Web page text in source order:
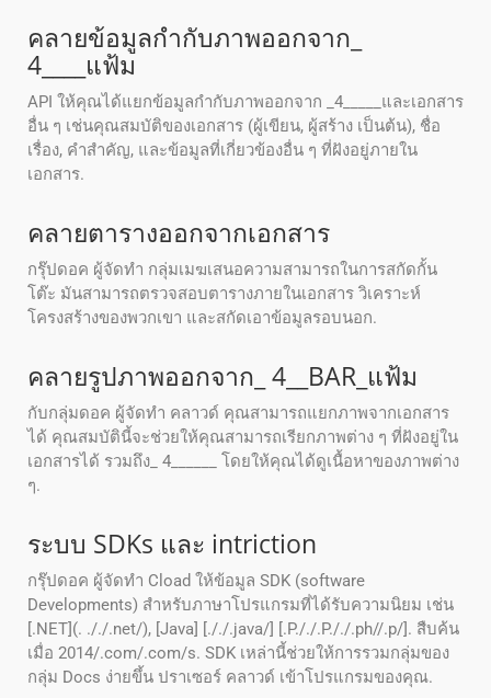
คลายข้อมูลกํากับภาพออกจาก_
4____แฟ้ม
API ให้คุณได้แยกข้อมูลกํากับภาพออกจาก _4_____และเอกสาร
อื่น ๆ เช่นคุณสมบัติของเอกสาร (ผู้เขียน, ผู้สร้าง เป็นต้น), ชื่อ
เรื่อง, คําสําคัญ, และข้อมูลที่เกี่ยวข้องอื่น ๆ ที่ฝังอยู่ภายใน
เอกสาร.
คลายตารางออกจากเอกสาร
กรุ๊ปดอค ผู้จัดทํา กลุ่มเมฆเสนอความสามารถในการสกัดกั้น
โต๊ะ มันสามารถตรวจสอบตารางภายในเอกสาร วิเคราะห์
โครงสร้างของพวกเขา และสกัดเอาข้อมูลรอบนอก.
คลายรูปภาพออกจาก_ 4__BAR_แฟ้ม
กับกลุ่มดอค ผู้จัดทํา คลาวด์ คุณสามารถแยกภาพจากเอกสาร
ได้ คุณสมบัตินี้จะช่วยให้คุณสามารถเรียกภาพต่าง ๆ ที่ฝังอยู่ใน
เอกสารได้ รวมถึง_ 4______ โดยให้คุณได้ดูเนื้อหาของภาพต่าง
ๆ.
ระบบ SDKs และ intriction
กรุ๊ปดอค ผู้จัดทํา Cload ให้ข้อมูล SDK (software
Developments) สําหรับภาษาโปรแกรมที่ได้รับความนิยม เช่น
[.NET](. ././.net/), [Java] [././.java/] [.P././.P././.ph//.p/]. สืบค้น
เมื่อ 2014/.com/.com/s. SDK เหล่านี้ช่วยให้การรวมกลุ่มของ
กลุ่ม Docs ง่ายขึ้น ปราเซอร์ คลาวด์ เข้าโปรแกรมของคุณ.